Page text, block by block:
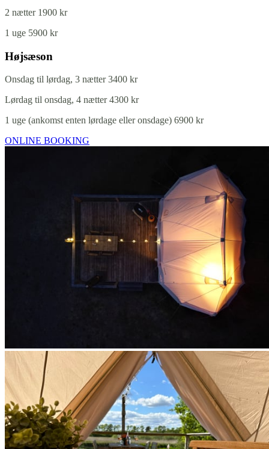
2 nætter 1900 kr
1 uge 5900 kr
Højsæson
Onsdag til lørdag, 3 nætter 3400 kr
Lørdag til onsdag, 4 nætter 4300 kr
1 uge (ankomst enten lørdage eller onsdage) 6900 kr
ONLINE BOOKING